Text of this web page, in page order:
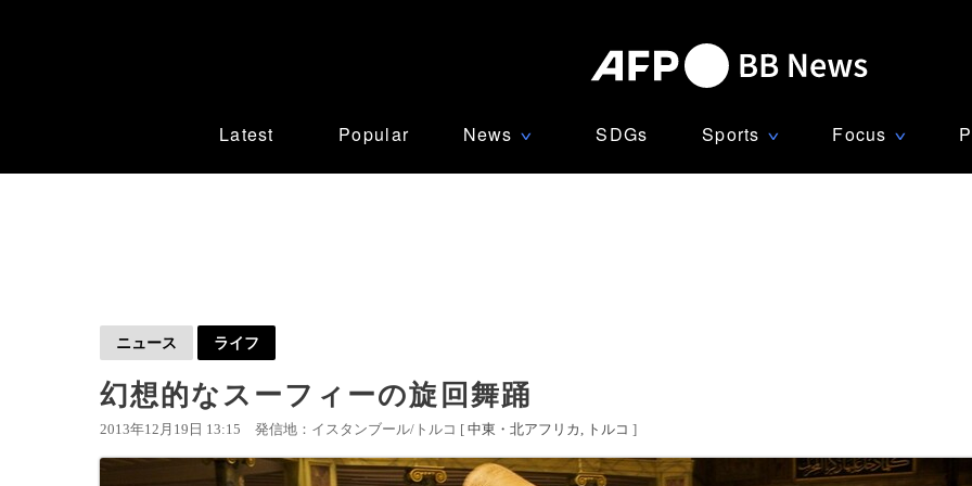
Latest Popular News ∨ SDGs Sports ∨ Focus ∨
ニュース ライフ
幻想的なスーフィーの旋回舞踊
2013年12月19日 13:15 発信地：イスタンブール/トルコ [ 中東・北アフリカ トルコ ]